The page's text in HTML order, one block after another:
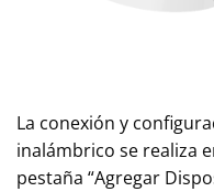
La conexión y
inalámbrico se realiza
pestaña “Agregar